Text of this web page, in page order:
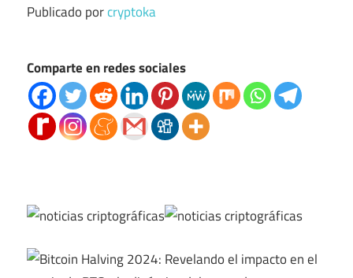
Publicado porcryptoka
Comparte en redes sociales